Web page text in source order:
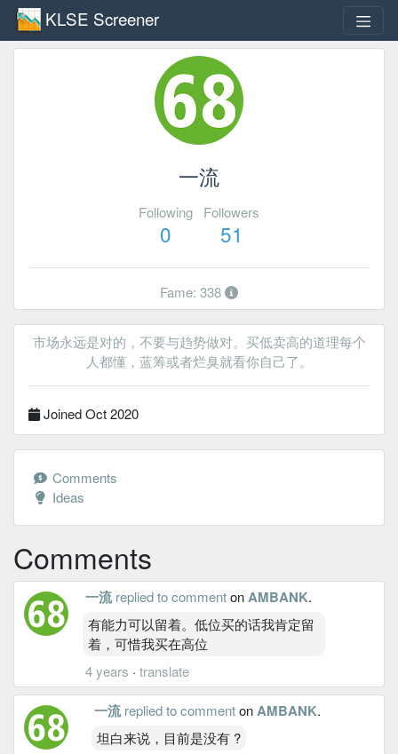
KLSE Screener
一流
Following
0
Followers
51
Fame: 338
市场永远是对的，不要与趋势做对。买低卖高的道理每个
人都懂，蓝筹或者烂臭就看你自己了。
Joined Oct 2020
Comments
Ideas
Comments
一流 replied to commentonAMBANK.
有能力可以留着。低位买的话我肯定留
着，可惜我买在高位
4 years · translate
一流 replied to commentonAMBANK.
坦白来说，目前是没有 ?